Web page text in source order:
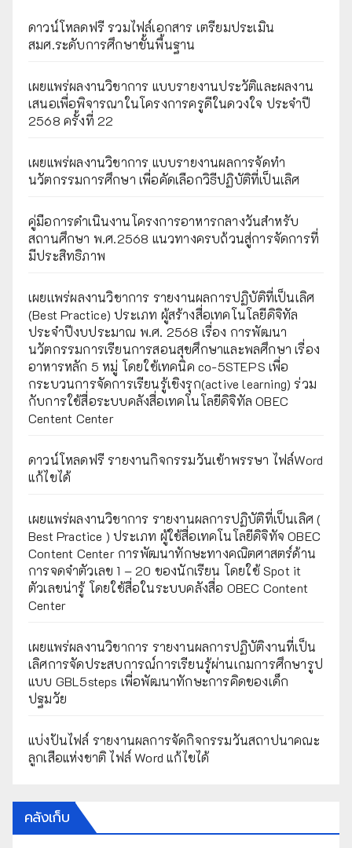
ดาวน์โหลดฟรี รวมไฟล์เอกสาร เตรียมประเมิน
สมศ.ระดับการศึกษาขั้นพื้นฐาน
เผยแพร่ผลงานวิชาการ แบบรายงานประวัติและผลงาน
เสนอเพื่อพิจารณาในโครงการครูดีในดวงใจ ประจำปี
2568 ครั้งที่ 22
เผยแพร่ผลงานวิชาการ แบบรายงานผลการจัดทำ
นวัตกรรมการศึกษา เพื่อคัดเลือกวิธีปฏิบัติที่เป็นเลิศ
คู่มือการดำเนินงานโครงการอาหารกลางวันสำหรับ
สถานศึกษา พ.ศ.2568 แนวทางครบถ้วนสู่การจัดการที่
มีประสิทธิภาพ
เผยเเพร่ผลงานวิชาการ รายงานผลการปฏิบัติที่เป็นเลิศ
(Best Practice) ประเภท ผู้สร้างสื่อเทคโนโลยีดิจิทัล
ประจำปีงบประมาณ พ.ศ. 2568 เรื่อง การพัฒนา
นวัตกรรมการเรียนการสอนสุขศึกษาและพลศึกษา เรื่อง
อาหารหลัก 5 หมู่ โดยใช้เทคนิค co-5STEPS เพื่อ
กระบวนการจัดการเรียนรู้เชิงรุก(active learning) ร่วม
กับการใช้สื่อระบบคลังสื่อเทคโนโลยีดิจิทัล OBEC
Centent Center
ดาวน์โหลดฟรี รายงานกิจกรรมวันเข้าพรรษา ไฟล์Word
แก้ไขได้
เผยแพร่ผลงานวิชาการ รายงานผลการปฏิบัติที่เป็นเลิศ (
Best Practice ) ประเภท ผู้ใช้สื่อเทคโนโลยีดิจิทัจ OBEC
Content Center การพัฒนาทักษะทางคณิตศาสตร์ด้าน
การจดจำตัวเลข 1 – 20 ของนักเรียน โดยใช้ Spot it
ตัวเลขน่ารู้ โดยใช้สื่อในระบบคลังสื่อ OBEC Content
Center
เผยแพร่ผลงานวิชาการ รายงานผลการปฏิบัติงานที่เป็น
เลิศการจัดประสบการณ์การเรียนรู้ผ่านเกมการศึกษารูป
แบบ GBL5steps เพื่อพัฒนาทักษะการคิดของเด็ก
ปฐมวัย
แบ่งปันไฟล์ รายงานผลการจัดกิจกรรมวันสถาปนาคณะ
ลูกเสือแห่งชาติ ไฟล์ Word แก้ไขได้
คลังเก็บ